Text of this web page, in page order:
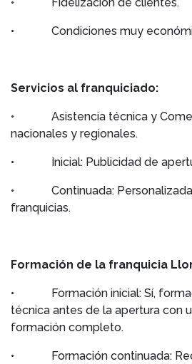
• Condiciones muy
Servicios al franquiciado:
• Asistencia técnica y
nacionales y regionales.
• Inicial: Publicidad de
• Continuada: Personalizada
franquicias.
Formación de la franquicia
• Formación inicial: Sí,
técnica antes de la apertura con
formación completo.
• Formación continuada: